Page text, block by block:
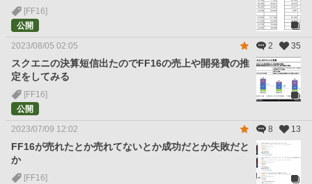
[FF16]
公開
2023/08/05 02:05 2 35
スクエニの決算短信出たのでFF16の売上や開発費の推
定をしてみる
[FF16]
公開
2023/07/09 12:02 8 13
FF16が売れたとか売れてないとか成功だとか失敗だと
か
[FF16]